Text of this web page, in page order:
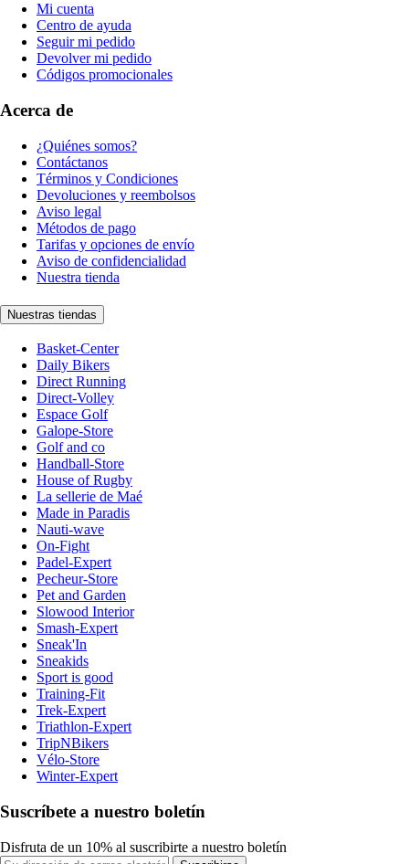
Mi cuenta
Centro de ayuda
Seguir mi pedido
Devolver mi pedido
Códigos promocionales
Acerca de
¿Quiénes somos?
Contáctanos
Términos y Condiciones
Devoluciones y reembolsos
Aviso legal
Métodos de pago
Tarifas y opciones de envío
Aviso de confidencialidad
Nuestra tienda
Nuestras tiendas
Basket-Center
Daily Bikers
Direct Running
Direct-Volley
Espace Golf
Galope-Store
Golf and co
Handball-Store
House of Rugby
La sellerie de Maé
Made in Paradis
Nauti-wave
On-Fight
Padel-Expert
Pecheur-Store
Pet and Garden
Slowood Interior
Smash-Expert
Sneak'In
Sneakids
Sport is good
Training-Fit
Trek-Expert
Triathlon-Expert
TripNBikers
Vélo-Store
Winter-Expert
Suscríbete a nuestro boletín
Disfruta de un 10% al suscribirte a nuestro boletín